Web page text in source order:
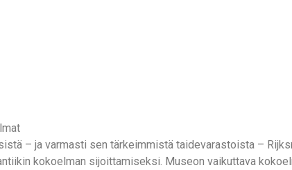
– ja varmasti sen tärkeimmistä taidevarastoista –
kokoelman sijoittamiseksi. Museon vaikuttava